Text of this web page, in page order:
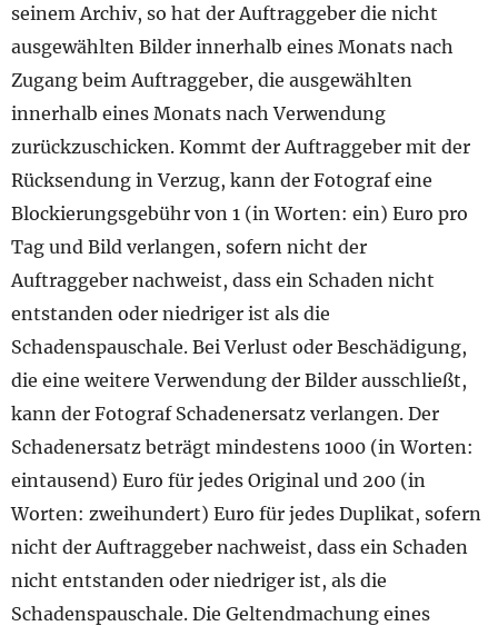
seinem Archiv, so hat der Auftraggeber die nicht
ausgewählten Bilder innerhalb eines Monats nach
Zugang beim Auftraggeber, die ausgewählten
innerhalb eines Monats nach Verwendung
zurückzuschicken. Kommt der Auftraggeber mit der
Rücksendung in Verzug, kann der Fotograf eine
Blockierungsgebühr von 1 (in Worten: ein) Euro pro
Tag und Bild verlangen, sofern nicht der
Auftraggeber nachweist, dass ein Schaden nicht
entstanden oder niedriger ist als die
Schadenspauschale. Bei Verlust oder Beschädigung,
die eine weitere Verwendung der Bilder ausschließt,
kann der Fotograf Schadenersatz verlangen. Der
Schadenersatz beträgt mindestens 1000 (in Worten:
eintausend) Euro für jedes Original und 200 (in
Worten: zweihundert) Euro für jedes Duplikat, sofern
nicht der Auftraggeber nachweist, dass ein Schaden
nicht entstanden oder niedriger ist, als die
Schadenspauschale. Die Geltendmachung eines